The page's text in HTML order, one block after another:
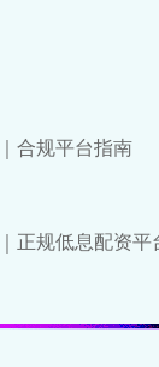
合规平台指南
正规低息配资平